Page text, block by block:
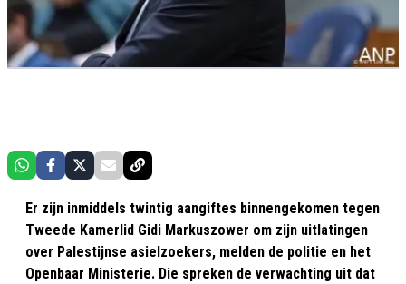
Er zijn inmiddels twintig aangiftes binnengekomen tegen
Tweede Kamerlid Gidi Markuszower om zijn uitlatingen
over Palestijnse asielzoekers, melden de politie en het
Openbaar Ministerie. Die spreken de verwachting uit dat